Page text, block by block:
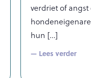
verdriet of angst
hun
— Lees verder